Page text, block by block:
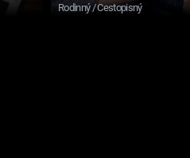
Rodinný / Cestopisný